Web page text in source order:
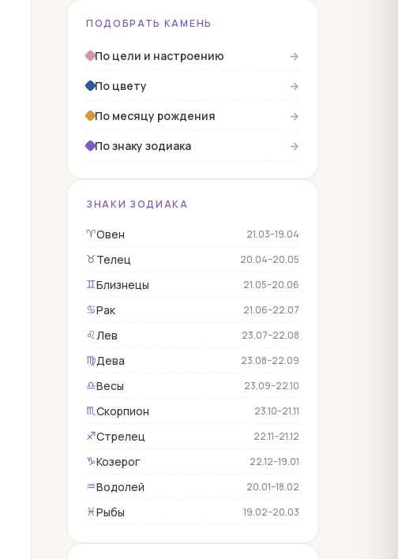
Гагат
Гелиодор
Гелиотроп
Гематит
Гороскопы
Гранат
Демантоид
Жадеит
Жемчуг
Змеевик
Изумруд
Кварц
Коралл
Корунд
Кошачий глаз
Лабрадор
ПОДОБРАТЬ КАМЕНЬ
По цели и настроению
→
По цвету
→
По месяцу рождения
→
По знаку зодиака
→
ЗНАКИ ЗОДИАКА
♈︎Овен 21.03–19.04
♉︎Телец 20.04–20.05
♊︎Близнецы 21.05–20.06
♋︎Рак 21.06–22.07
♌︎Лев 23.07–22.08
♍︎Дева 23.08–22.09
♎︎Весы 23.09–22.10
♏︎Скорпион 23.10–21.11
♐︎Стрелец 22.11–21.12
♑︎Козерог 22.12–19.01
♒︎Водолей 20.01–18.02
♓︎Рыбы 19.02–20.03